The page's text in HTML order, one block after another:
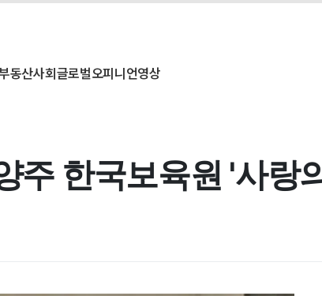
동산사회글로벌오피니언영상
주 한국보육원 '사랑